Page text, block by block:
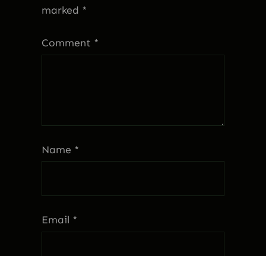
marked *
Comment *
Name *
Email *